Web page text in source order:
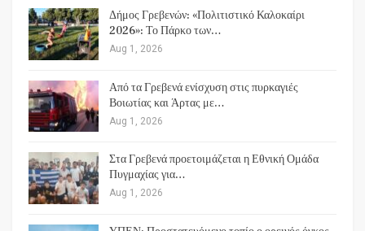
Δήμος Γρεβενών: «Πολιτιστικό Καλοκαίρι
2026»: Το Πάρκο των…
Aug 1, 2026
Από τα Γρεβενά ενίσχυση στις πυρκαγιές
Βοιωτίας και Άρτας με…
Aug 1, 2026
Στα Γρεβενά προετοιμάζεται η Εθνική Ομάδα
Πυγμαχίας για…
Aug 1, 2026